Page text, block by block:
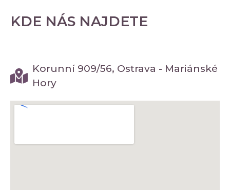
KDE NÁS NAJDETE
Korunní 909/56, Ostrava - Mariánské
Hory